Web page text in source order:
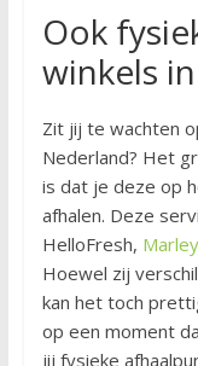
Ook
winkels
Zit jij te wachten
Nederland? Het
is dat je deze op
afhalen. Deze
HelloFresh,
Hoewel zij
kan het toch
op een moment
jij fysieke